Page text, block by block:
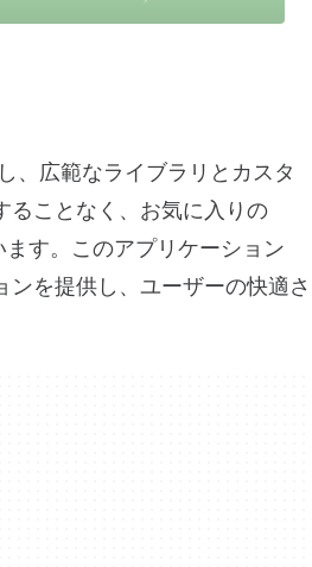
、広範なライブラリとカスタ
ることなく、お気に入りの
す。このアプリケーション
を提供し、ユーザーの快適さ